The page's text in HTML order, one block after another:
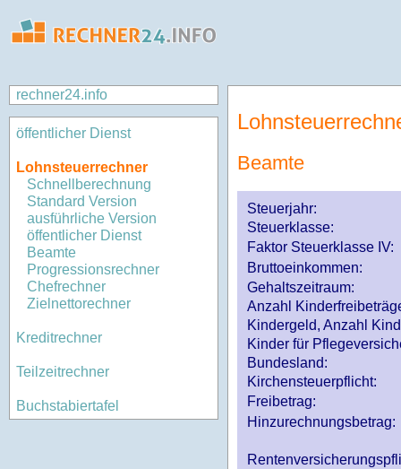
rechner24.info
öffentlicher Dienst
Lohnsteuerrechner
Schnellberechnung
Standard Version
ausführliche Version
öffentlicher Dienst
Beamte
Progressionsrechner
Chefrechner
Zielnettorechner
Kreditrechner
Teilzeitrechner
Buchstabiertafel
Beamte
Steuerjahr:
Steuerklasse:
Faktor Steuerklasse IV:
Bruttoeinkommen:
Gehaltszeitraum:
Anzahl
Kindergeld, Anzahl
Kinder für
Bundesland:
Kirchensteuerpflicht:
Freibetrag:
Hinzurechnungsbetrag: